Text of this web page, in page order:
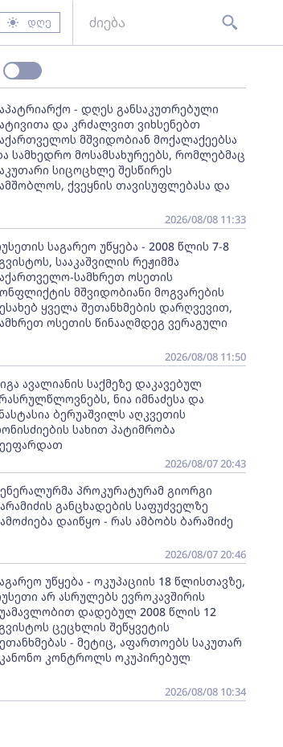
დღე
- დღეს განსაკუთრებული
და კრძალვით ვიხსენებთ
მშვიდობიან მოქალაქეებსა
სამხედრო მოსამსახურეებს, რომლებმაც
სიცოცხლე შესწირეს
ქვეყნის თავისუფლებასა და
2026/08/08 11:33
საგარეო უწყება - 2008 წლის 7-8
სააკაშვილის რეჟიმმა
სამხრეთ ოსეთის
მშვიდობიანი მოგვარების
ყველა შეთანხმების დარღვევით,
ოსეთის წინააღმდეგ ვერაგული
2026/08/08 11:50
ავალიანის საქმეზე დაკავებულ
ნია იმნაძესა და
ბერუაშვილს აღკვეთის
სახით პატიმრობა
2026/08/07 20:43
პროკურატურამ გიორგი
განცხადების საფუძველზე
დაიწყო - რას ამბობს ბარამიძე
2026/08/07 20:46
უწყება - ოკუპაციის 18 წლისთავზე,
არ ასრულებს ევროკავშირის
დადებულ 2008 წლის 12
ცეცხლის შეწყვეტის
- მეტიც, აფართოებს საკუთარ
კონტროლს ოკუპირებულ
2026/08/08 10:34